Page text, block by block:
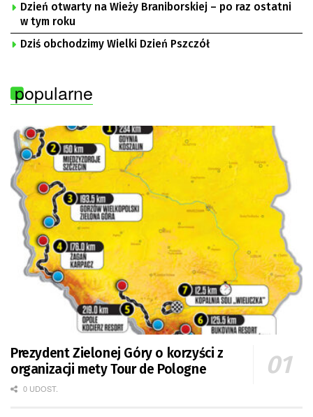
Dzień otwarty na Wieży Braniborskiej – po raz ostatni
w tym roku
Dziś obchodzimy Wielki Dzień Pszczół
popularne
Prezydent Zielonej Góry o korzyści z
organizacji mety Tour de Pologne
0 UDOST.